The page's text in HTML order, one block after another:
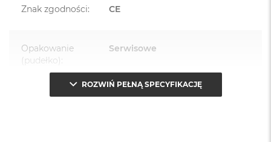
Znak zgodności: CE
Opakowanie
(pudełko):
Serwisowe
ROZWIŃ PEŁNĄ SPECYFIKACJĘ